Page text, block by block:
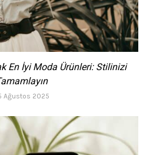
En İyi Moda Ürünleri: Stilinizi
Ağustos 2025